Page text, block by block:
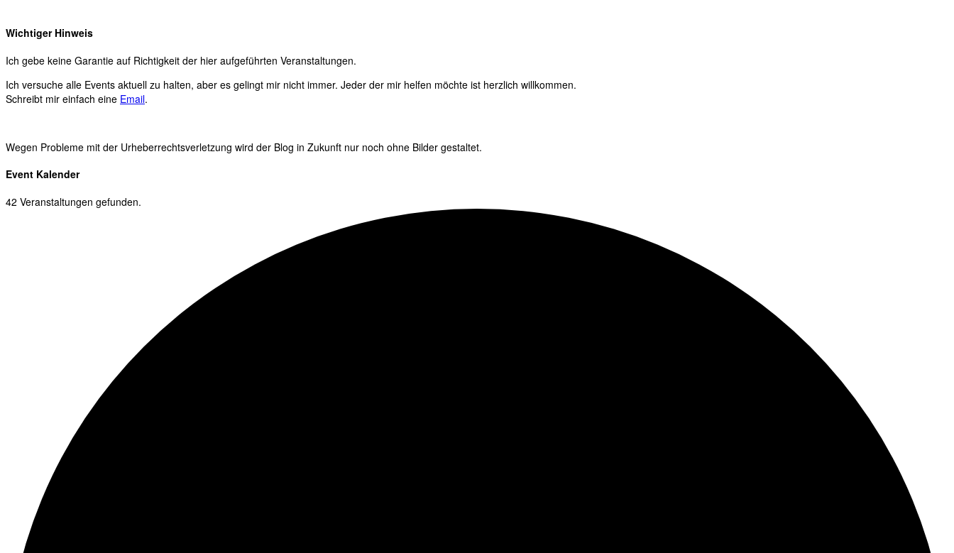
Wichtiger Hinweis
Ich gebe keine Garantie auf Richtigkeit der hier aufgeführten Veranstaltungen.
Ich versuche alle Events aktuell zu halten, aber es gelingt mir nicht immer. Jeder der mir helfen möchte ist herzlich willkommen.
Schreibt mir einfach eine Email.
Wegen Probleme mit der Urheberrechtsverletzung wird der Blog in Zukunft nur noch ohne Bilder gestaltet.
Event Kalender
42 Veranstaltungen gefunden.